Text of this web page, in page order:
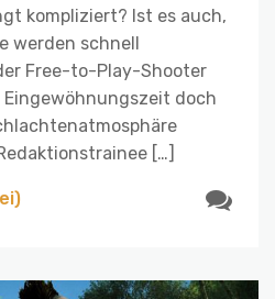
kompliziert? Ist es auch,
werden schnell
Free-to-Play-Shooter
doch
[…]